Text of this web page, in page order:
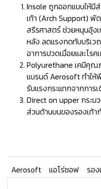
Insole ถูกออกแบบให้มี
เท้า (Arch Support)
สรีรศาสตร์ ช่วยหนุนอุ้ง
หลัง ลดแรงกดทับบริเว
อาการปวดเมื่อยและโรค
Polyurethane เคมีคุณ
แบรนด์ Aerosoft ทำให้
รับแรงกระแทกจากการ
Direct on upper กระบ
ส่วนด้านบนของรองเท้า
Aerosoft แอโร่ซอฟ รอ